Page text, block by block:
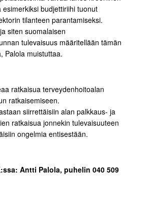
esimerkiksi budjettiriihi tuonut
tilanteen parantamiseksi.
siten suomalaisen
tulevaisuus määritellään tämän
Palola muistuttaa.
ratkaisua terveydenhoitoalan
ratkaisemiseen.
siirrettäisiin alan palkkaus- ja
ratkaisua jonnekin tulevaisuuteen
ongelmia entisestään.
Antti Palola, puhelin 040 509